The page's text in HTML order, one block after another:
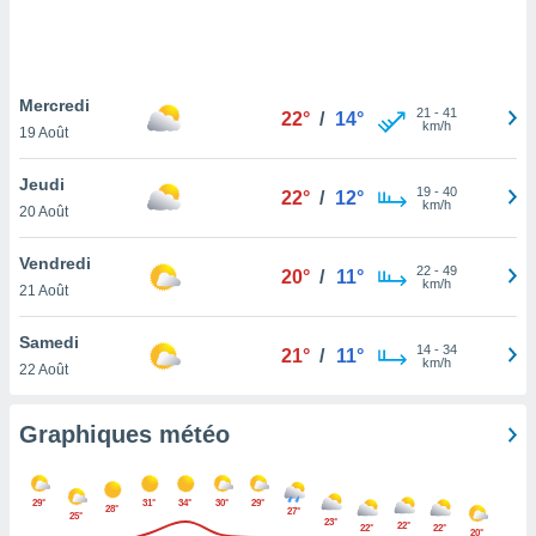
pas
de
cas,
que
sur le
que
ne
Mercredi
19 Août
22° / 14° 21 - 41
km/h
Jeudi
20 Août
22° / 12° 19- 40
km/h
Vendredi
21 Août
20° / 11° 22- 49
km/h
Samedi
22 Août
21° / 11° 14- 34
km/h
Graphiques météo
29°
25°
28°
31° 34° 30° 29°
27°
23°
22° 22° 22° 20°